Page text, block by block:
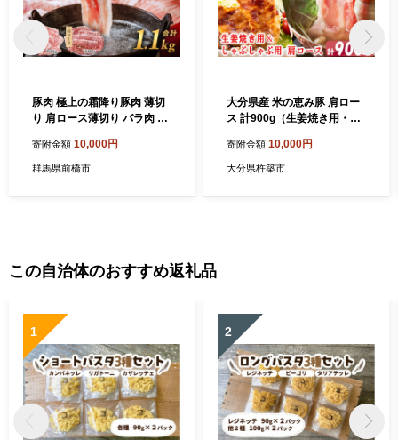
豚肉 極上の霜降り豚肉 薄切
り 肩ロース薄切り バラ肉 1.
業 スタミナ 生姜焼き 安心安
全 小包装 しゃぶしゃぶ 豚し
寄附金額 10,000円
群馬県前橋市
大分県産 米の恵み豚 肩ロー
ス 計900g（生姜焼き用・し
凍 豚肉 米の恵み 生姜焼き し
ゃぶしゃぶ スライス 肩ロー
寄附金額 10,000円
大分県杵築市
この自治体のおすすめ返礼品
1 2